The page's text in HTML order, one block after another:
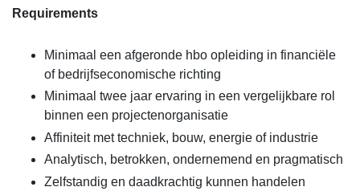
Requirements
Minimaal een afgeronde hbo opleiding in financiële
of bedrijfseconomische richting
Minimaal twee jaar ervaring in een vergelijkbare rol
binnen een projectenorganisatie
Affiniteit met techniek, bouw, energie of industrie
Analytisch, betrokken, ondernemend en pragmatisch
Zelfstandig en daadkrachtig kunnen handelen